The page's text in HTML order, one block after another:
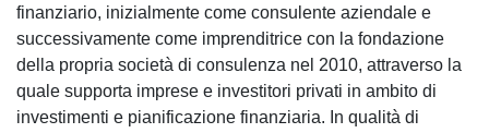
finanziario, inizialmente come consulente aziendale e
successivamente come imprenditrice con la fondazione
della propria società di consulenza nel 2010, attraverso la
quale supporta imprese e investitori privati in ambito di
investimenti e pianificazione finanziaria. In qualità di